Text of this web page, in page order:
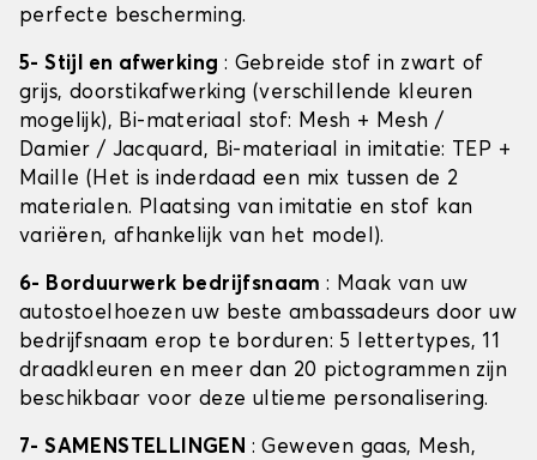
perfecte bescherming.
5- Stijl en afwerking : Gebreide stof in zwart of
grijs, doorstikafwerking (verschillende kleuren
mogelijk), Bi-materiaal stof: Mesh + Mesh /
Damier / Jacquard, Bi-materiaal in imitatie: TEP +
Maille (Het is inderdaad een mix tussen de 2
materialen. Plaatsing van imitatie en stof kan
variëren, afhankelijk van het model).
6- Borduurwerk bedrijfsnaam: Maak van uw
autostoelhoezen uw beste ambassadeurs door uw
bedrijfsnaam erop te borduren: 5 lettertypes, 11
draadkleuren en meer dan 20 pictogrammen zijn
beschikbaar voor deze ultieme personalisering.
7- SAMENSTELLINGEN : Geweven gaas, Mesh,